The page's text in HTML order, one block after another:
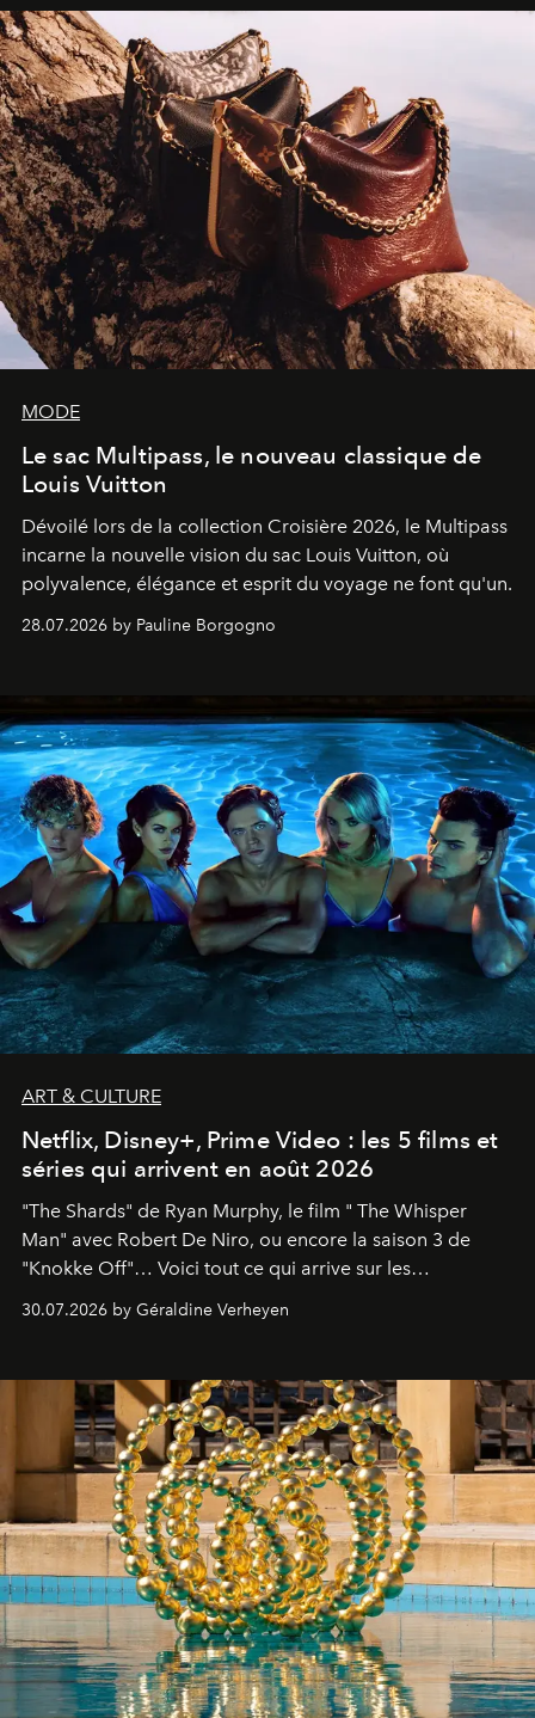
sculpture.
MODE
Le sac Multipass, le nouveau classique de
Louis Vuitton
Dévoilé lors de la collection Croisière 2026, le Multipass
incarne la nouvelle vision du sac Louis Vuitton, où
polyvalence, élégance et esprit du voyage ne font qu'un.
28.07.2026 by Pauline Borgogno
ART & CULTURE
Netflix, Disney+, Prime Video : les 5 films et
séries qui arrivent en août 2026
"The Shards" de Ryan Murphy, le film " The Whisper
Man" avec Robert De Niro, ou encore la saison 3 de
"Knokke Off"… Voici tout ce qui arrive sur les
30.07.2026 by Géraldine Verheyen